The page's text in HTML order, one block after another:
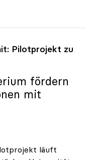
Pilotprojekt zu
fördern
mit
läuft